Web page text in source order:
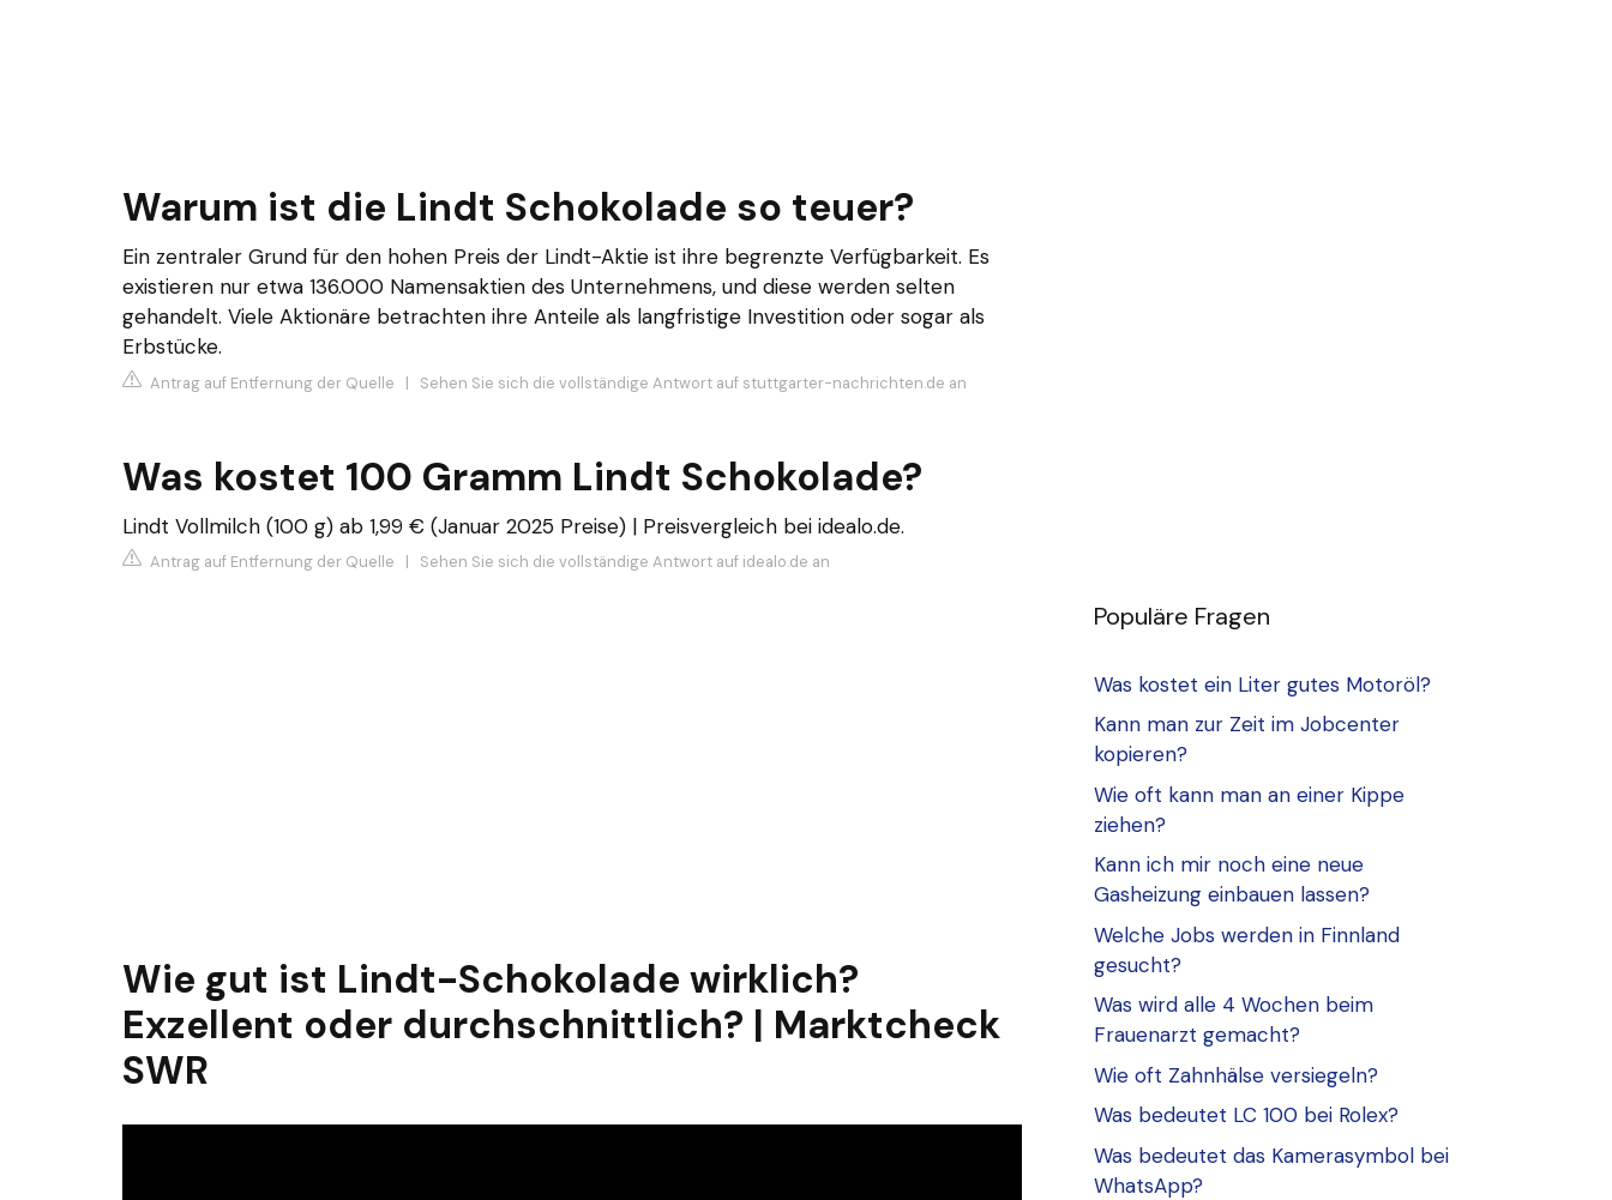
Warum ist die Lindt Schokolade so teuer?
Ein zentraler Grund für den hohen Preis der Lindt-Aktie ist ihre begrenzte Verfügbarkeit. Es
existieren nur etwa 136.000 Namensaktien des Unternehmens, und diese werden selten
gehandelt. Viele Aktionäre betrachten ihre Anteile als langfristige Investition oder sogar als
Erbstücke.
Antrag auf Entfernung der Quelle | Sehen Sie sich die vollständige Antwort auf stuttgarter-nachrichten.de an
Was kostet 100 Gramm Lindt Schokolade?
Lindt Vollmilch (100 g) ab 1,99 € (Januar 2025 Preise) | Preisvergleich bei idealo.de.
Antrag auf Entfernung der Quelle | Sehen Sie sich die vollständige Antwort auf idealo.de an
Wie gut ist Lindt-Schokolade wirklich?
Exzellent oder durchschnittlich? | Marktcheck
SWR
Populäre Fragen
Was kostet ein Liter gutes Motoröl?
Kann man zur Zeit im Jobcenter
kopieren?
Wie oft kann man an einer Kippe
ziehen?
Kann ich mir noch eine neue
Gasheizung einbauen lassen?
Welche Jobs werden in Finnland
gesucht?
Was wird alle 4 Wochen beim
Frauenarzt gemacht?
Wie oft Zahnhälse versiegeln?
Was bedeutet LC 100 bei Rolex?
Was bedeutet das Kamerasymbol bei
WhatsApp?